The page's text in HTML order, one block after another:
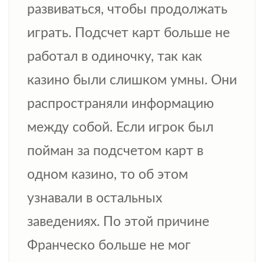
развиваться, чтобы продолжать
играть. Подсчет карт больше не
работал в одиночку, так как
казино были слишком умны. Они
распространяли информацию
между собой. Если игрок был
пойман за подсчетом карт в
одном казино, то об этом
узнавали в остальных
заведениях. По этой причине
Франческо больше не мог